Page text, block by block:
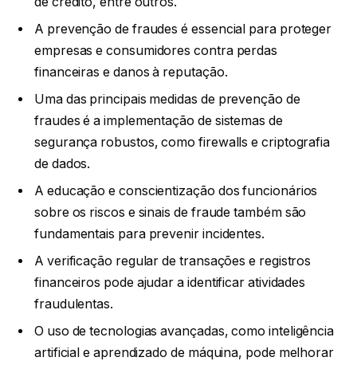
A prevenção de fraudes é essencial para proteger
empresas e consumidores contra perdas
financeiras e danos à reputação.
Uma das principais medidas de prevenção de
fraudes é a implementação de sistemas de
segurança robustos, como firewalls e criptografia
de dados.
A educação e conscientização dos funcionários
sobre os riscos e sinais de fraude também são
fundamentais para prevenir incidentes.
A verificação regular de transações e registros
financeiros pode ajudar a identificar atividades
fraudulentas.
O uso de tecnologias avançadas, como inteligência
artificial e aprendizado de máquina, pode melhorar